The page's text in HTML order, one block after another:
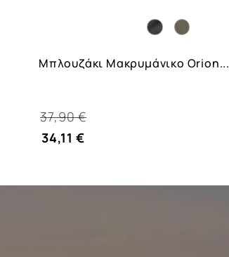
Μπλουζάκι Μακρυμάνικο Orion...
34,11 €
37,90 €